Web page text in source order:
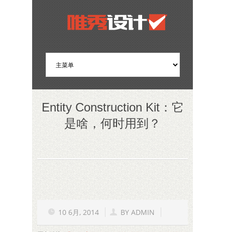
Entity Construction Kit：它
是啥，何时用到？
10 6月, 2014 BY ADMIN